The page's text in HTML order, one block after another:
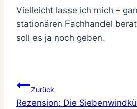
Vielleicht lasse ich mich –
stationären Fachhandel
soll es ja noch geben.
Zurück
Rezension: Die